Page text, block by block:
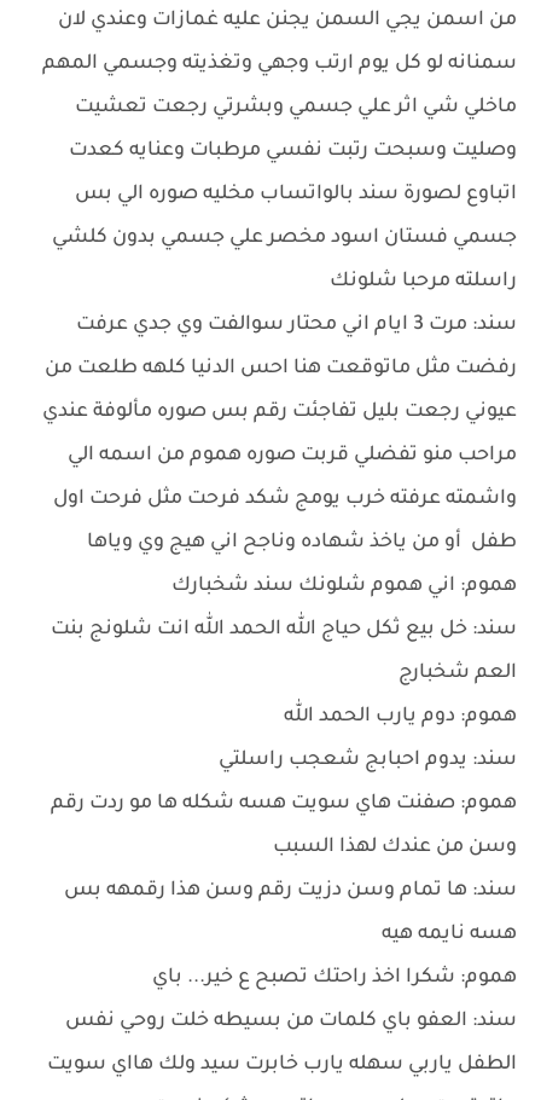
من اسمن يجي السمن يجنن عليه غمازات وعندي لان
سمنانه لو كل يوم ارتب وجهي وتغذيته وجسمي المهم
ماخلي شي اثر علي جسمي وبشرتي رجعت تعشيت
وصليت وسبحت رتبت نفسي مرطبات وعنايه كعدت
اتباوع لصورة سند بالواتساب مخليه صوره الي بس
جسمي فستان اسود مخصر علي جسمي بدون كلشي
راسلته مرحبا شلونك
سند: مرت 3 ايام اني محتار سوالفت وي جدي عرفت
رفضت مثل ماتوقعت هنا احس الدنيا كلهه طلعت من
عيوني رجعت بليل تفاجئت رقم بس صوره مألوفة عندي
مراحب منو تفضلي قربت صوره هموم من اسمه الي
واشمته عرفته خرب يومج شكد فرحت مثل فرحت اول
طفل أو من ياخذ شهاده وناجح اني هيج وي وياها
هموم: اني هموم شلونك سند شخبارك
سند: خل بيع ثكل حياج الله الحمد الله انت شلونج بنت
العم شخبارج
هموم: دوم يارب الحمد الله
سند: يدوم احبابج شعجب راسلتي
هموم: صفنت هاي سويت هسه شكله ها مو ردت رقم
وسن من عندك لهذا السبب
سند: ها تمام وسن دزيت رقم وسن هذا رقمهه بس
هسه نايمه هيه
هموم: شكرا اخذ راحتك تصبح ع خير... باي
سند: العفو باي كلمات من بسيطه خلت روحي نفس
الطفل ياربي سهله يارب خابرت سيد ولك هااي سويت